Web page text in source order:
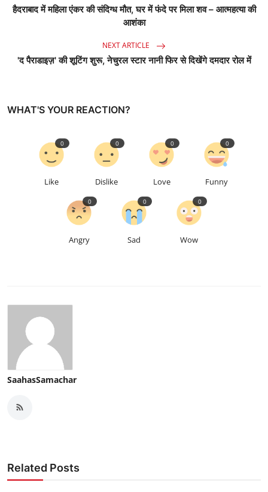
हैदराबाद में महिला एंकर की संदिग्ध मौत, घर में फंदे पर मिला शव – आत्महत्या की
आशंका
NEXT ARTICLE
'द पैराडाइज़' की शूटिंग शुरू, नेचुरल स्टार नानी फिर से दिखेंगे दमदार रोल में
WHAT'S YOUR REACTION?
Like
0
Dislike
0
Love
0
Funny
0
Angry
0
Sad
0
Wow
0
SaahasSamachar
Related Posts